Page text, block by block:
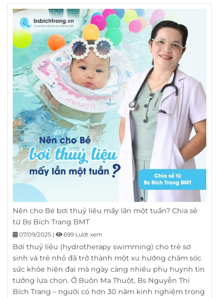
Nên cho Bé bơi thuỷ liệu mấy lần một tuần? Chia sẻ
từ Bs Bích Trang BMT
07/09/2025 | 699 Lượt xem
Bơi thuỷ liệu (hydrotherapy swimming) cho trẻ sơ
sinh và trẻ nhỏ đã trở thành một xu hướng chăm sóc
sức khỏe hiện đại mà ngày càng nhiều phụ huynh tin
tưởng lựa chọn. Ở Buôn Ma Thuột, Bs Nguyễn Thị
Bích Trang – người có hơn 30 năm kinh nghiệm trong